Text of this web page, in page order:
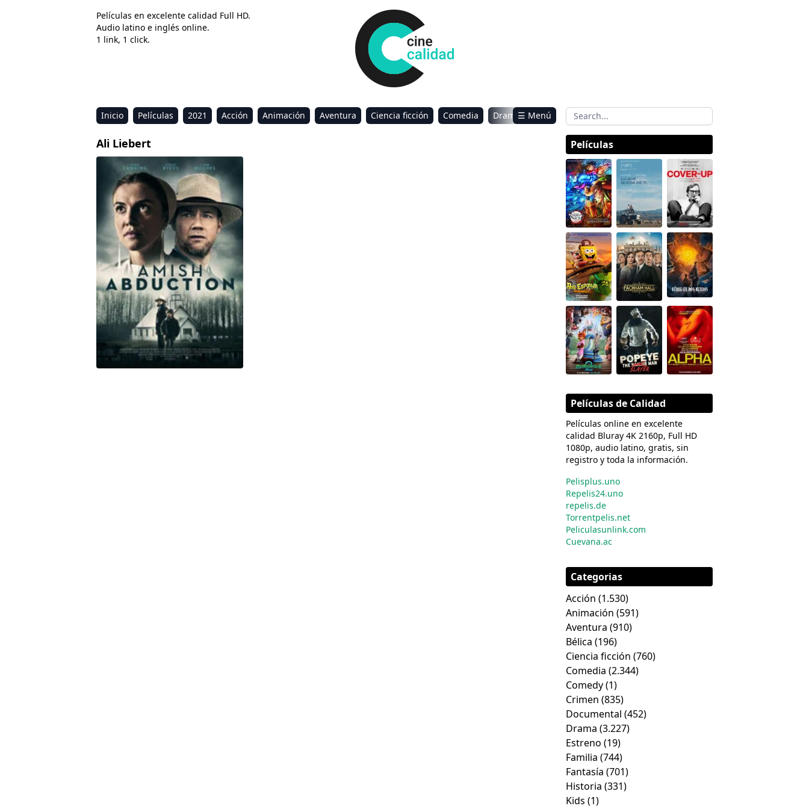
Películas en excelente calidad Full HD.
Audio latino e inglés online.
1 link, 1 click.
Inicio Películas 2021 Acción Animación Aventura Ciencia ficción Comedia
Drama
Estreno
☰ Menú
Ali Liebert
El caso Amish
Películas
Películas de Calidad
Películas online en excelente
calidad Bluray 4K 2160p, Full HD
1080p, audio latino, gratis, sin
registro y toda la información.
Pelisplus.uno
Repelis24.uno
repelis.de
Torrentpelis.net
Peliculasunlink.com
Cuevana.ac
Categorias
Acción (1.530)
Animación (591)
Aventura (910)
Bélica (196)
Ciencia ficción (760)
Comedia (2.344)
Comedy(1)
Crimen (835)
Documental (452)
Drama (3.227)
Estreno (19)
Familia (744)
Fantasía (701)
Historia (331)
Kids (1)